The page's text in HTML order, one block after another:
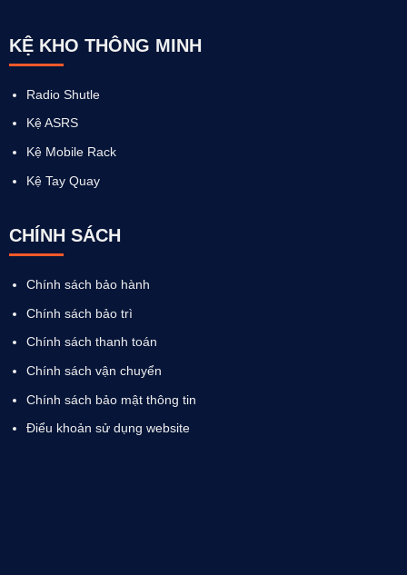
KỆ KHO THÔNG MINH
Radio Shutle
Kệ ASRS
Kệ Mobile Rack
Kệ Tay Quay
CHÍNH SÁCH
Chính sách bảo hành
Chính sách bảo trì
Chính sách thanh toán
Chính sách vận chuyển
Chính sách bảo mật thông tin
Điểu khoản sử dụng website